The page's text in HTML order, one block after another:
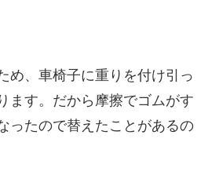
め、車椅子に重りを付け引っ
ます。だから摩擦でゴムがす
ったので替えたことがあるの